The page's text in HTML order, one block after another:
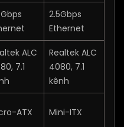
2.5Gbps
Ethernet
ALC
7.1
Realtek ALC
4080, 7.1
kênh
ATX Mini-ITX